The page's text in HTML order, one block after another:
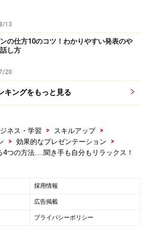
り上げてみる
、もう強攻策です。無理やり口角
そうすると、口角が下がっている
えます。
す。「そんなのは偽物の笑顔だ」と
るでしょう。その通りです。
笑顔でも、それを表情に乗せるこ
べきだと思うのですが、いかがで
13
の仕方10のコツ！わかりやすい発表のや
し方
20
キングをもっと見る
ネス・学習 > スキルアップ
>
> 効果的なプレゼンテーション
>
つの方法……聞き手も自分もリラックス！
採用情報
広告掲載
プライバシーポリシー